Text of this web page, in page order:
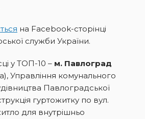
на Facebook-сторінці
служби України.
у ТОП-10 – м. Павлоград
Управління комунального
Павлоградської
гуртожитку по вул.
для внутрішньо